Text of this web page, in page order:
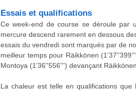
Essais et qualifications
Ce week-end de course se déroule par
mercure descend rarement en dessous
essais du vendredi sont marqués par de
meilleur temps pour Räikkönen
Montoya (1'36''556''') devançant
La chaleur est telle en qualifications